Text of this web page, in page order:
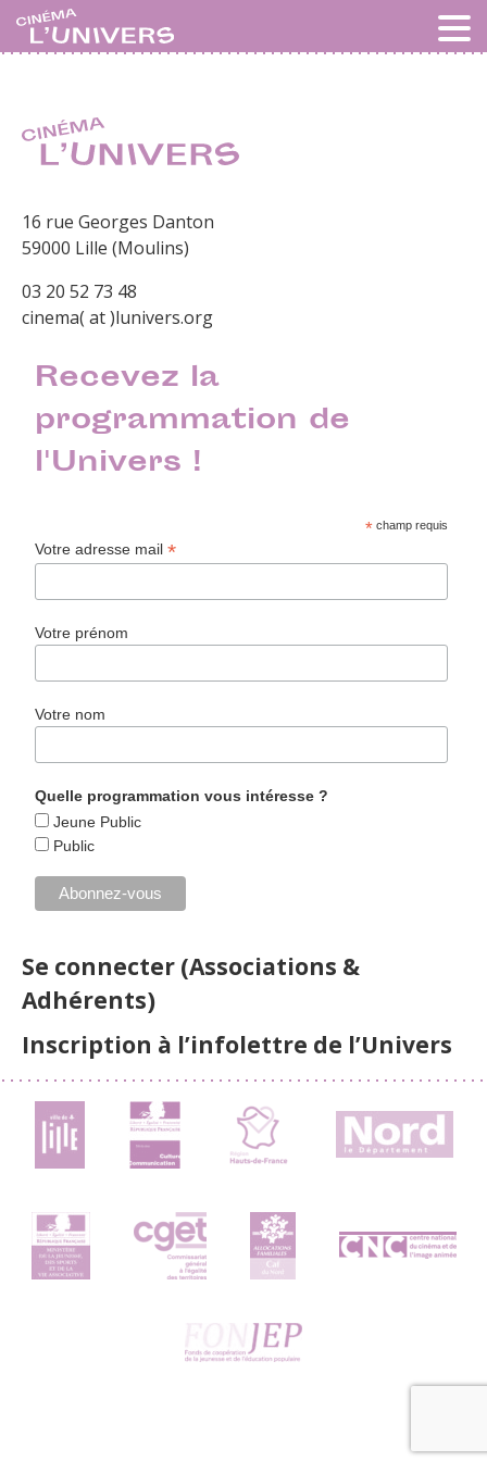
16 rue Georges Danton
59000 Lille (Moulins)
03 20 52 73 48
cinema( at )lunivers.org
Recevez la
programmation de
l'Univers !
* champ requis
Votre adresse mail*
Votre prénom
Votre nom
Quelle programmation vous intéresse ?
Jeune Public
Public
Se connecter (Associations &
Adhérents)
Inscription à l’infolettre de l’Univers